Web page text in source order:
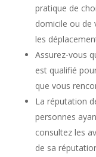
pratique de
domicile ou de
les
Assurez-vous
est qualifié
que vous
La réputation
personnes
consultez les
de sa